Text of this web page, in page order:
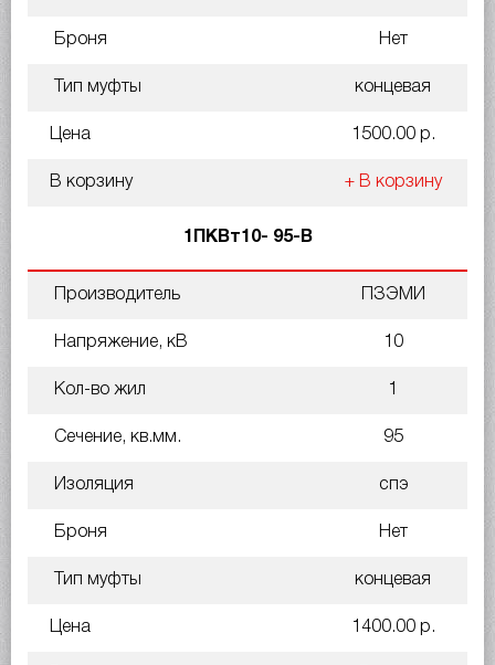
Броня Нет
Тип муфты концевая
Цена 1500.00 р.
В корзину + В корзину
1ПКВт10- 95-В
Производитель ПЗЭМИ
Напряжение, кВ 10
Кол-во жил 1
Сечение, кв.мм. 95
Изоляция спэ
Броня Нет
Тип муфты концевая
Цена 1400.00 р.